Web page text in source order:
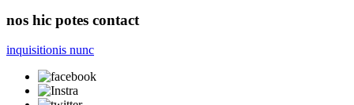
nos hic potes contact
inquisitionis nunc